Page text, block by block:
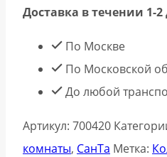
Доставка в течении 1-2
По Москве
По Московской
До любой
Артикул: 700420
комнаты, СанТа Метка: